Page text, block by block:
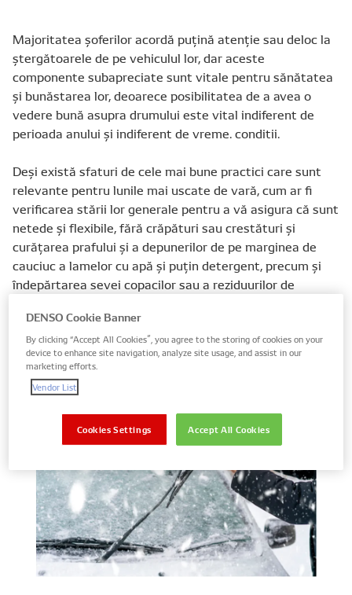
Majoritatea șoferilor acordă puțină atenție sau deloc la
ștergătoarele de pe vehiculul lor, dar aceste
componente subapreciate sunt vitale pentru sănătatea
și bunăstarea lor, deoarece posibilitatea de a avea o
vedere bună asupra drumului este vital indiferent de
perioada anului și indiferent de vreme. conditii.
Deși există sfaturi de cele mai bune practici care sunt
relevante pentru lunile mai uscate de vară, cum ar fi
verificarea stării lor generale pentru a vă asigura că sunt
netede și flexibile, fără crăpături sau crestături și
curățarea prafului și a depunerilor de pe marginea de
cauciuc a lamelor cu apă și puțin detergent, precum și
îndepărtarea sevei copacilor sau a reziduurilor de
atunci când vremea este mai rece trebuie acordată cea
mai mare atenție.
DENSO Cookie Banner
By clicking “Accept All Cookies”, you agree to the storing of cookies on your
device to enhance site navigation, analyze site usage, and assist in our
marketing efforts.
Vendor List
Accept All Cookies
Cookies Settings